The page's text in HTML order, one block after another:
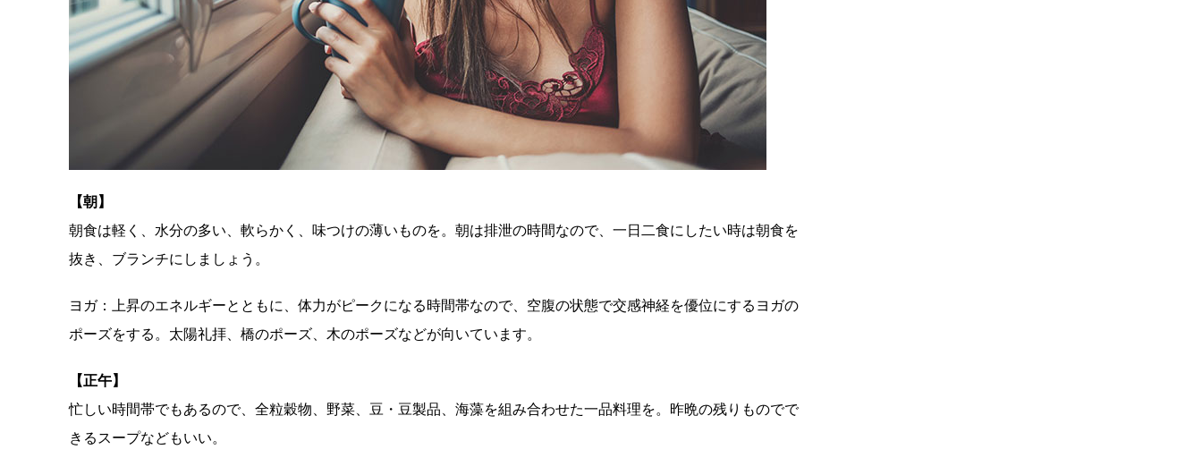
【朝】
朝食は軽く、水分の多い、軟らかく、味つけの薄いものを。朝は排泄の時間なので、一日二食にしたい時は朝食を
抜き、ブランチにしましょう。
ヨガ：上昇のエネルギーとともに、体力がピークになる時間帯なので、空腹の状態で交感神経を優位にするヨガの
ポーズをする。太陽礼拝、橋のポーズ、木のポーズなどが向いています。
【正午】
忙しい時間帯でもあるので、全粒穀物、野菜、豆・豆製品、海藻を組み合わせた一品料理を。昨晩の残りものでで
きるスープなどもいい。